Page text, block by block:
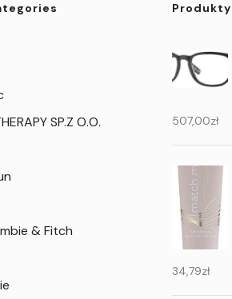
SP.Z O.O.
& Fitch
Produkty
507,00zł
34,79zł